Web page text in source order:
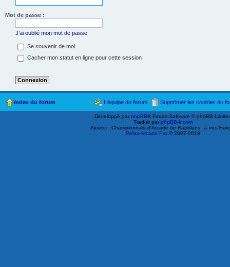
Mot de passe :
J’ai oublié mon mot de passe
Se souvenir de moi
Cacher mon statut en ligne pour cette session
Index du forum Supprimer les cookies du
L’équipe du forum
Développé parphpBB® Forum Software © phpBB
Traduit parphpBB-fr.com
Ajouter
Championnats d'Arcade de Rapblues
à vos
Relax-Arcade Pro © 2007-2019